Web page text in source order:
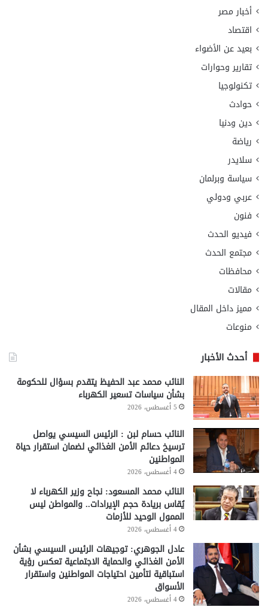
أخبار مصر
اقتصاد
بعيد عن الأضواء
تقارير وحوارات
تكنولوجيا
حوادث
دين ودنيا
رياضة
سلايدر
سياسة وبرلمان
عربي ودولي
فنون
فيديو الحدث
مجتمع الحدث
محافظات
مقالات
مميز داخل المقال
منوعات
أحدث الأخبار
النائب محمد عبد الحفيظ يتقدم بسؤال للحكومة
بشأن سياسات تسعير الكهرباء
5 أغسطس، 2026
النائب حسام لبن : الرئيس السيسي يواصل
ترسيخ دعائم الأمن الغذائي لضمان استقرار حياة
المواطنين
4 أغسطس، 2026
النائب محمد المسعود: نجاح وزير الكهرباء لا
يُقاس بريادة حجم الإيرادات.. والمواطن ليس
الممول الوحيد للأزمات
4 أغسطس، 2026
عادل الجوهري: توجيهات الرئيس السيسي بشأن
الأمن الغذائي والحماية الاجتماعية تعكس رؤية
استباقية لتأمين احتياجات المواطنين واستقرار
الأسواق
4 أغسطس، 2026